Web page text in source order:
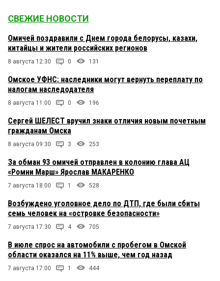
СВЕЖИЕ НОВОСТИ
Омичей поздравили с Днем города белорусы, казахи,
китайцы и жители российских регионов
8 августа 12:30 0 131
Омское УФНС: наследники могут вернуть переплату по
налогам наследодателя
8 августа 11:00 0 196
Сергей ШЕЛЕСТ вручил знаки отличия новым почетным
гражданам Омска
8 августа 09:30 3 253
За обман 93 омичей отправлен в колонию глава АЦ
«Ромни Марш» Ярослав МАКАРЕНКО
7 августа 18:00 1 528
Возбуждено уголовное дело по ДТП, где были сбиты
семь человек на «островке безопасности»
7 августа 17:30 4 705
В июле спрос на автомобили с пробегом в Омской
области оказался на 11% выше, чем год назад
7 августа 17:00 1 444